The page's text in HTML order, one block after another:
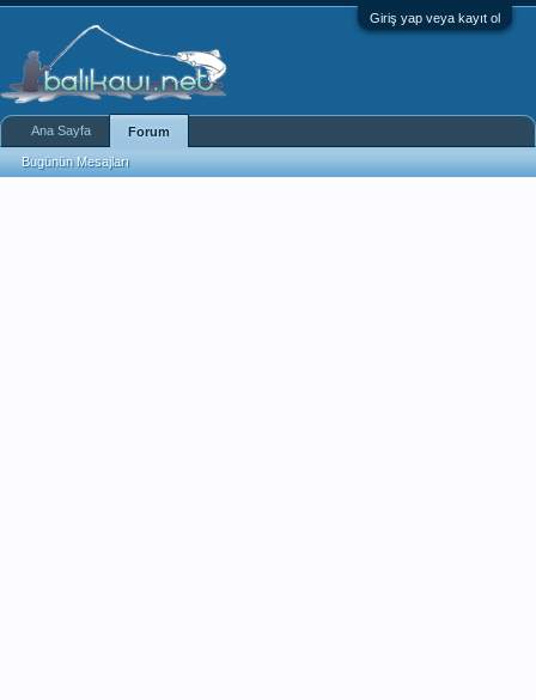
Giriş yap veya kayıt ol
Ana Sayfa Forum
Bugünün Mesajları